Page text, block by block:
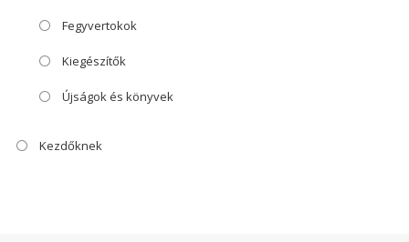
Fegyvertokok
Kiegészítők
Újságok és könyvek
Kezdőknek